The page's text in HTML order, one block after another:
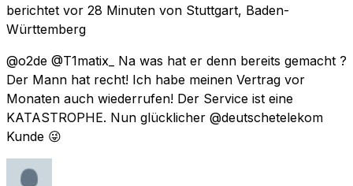
berichtet vor 28 Minuten von Stuttgart, Baden-
Württemberg
@o2de @T1matix_ Na was hat er denn bereits gemacht ?
Der Mann hat recht! Ich habe meinen Vertrag vor
Monaten auch wiederrufen! Der Service ist eine
KATASTROPHE. Nun glücklicher @deutschetelekom
Kunde 😜